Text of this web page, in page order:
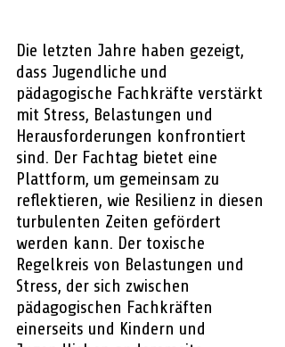
Die letzten Jahre haben gezeigt,
dass Jugendliche und
pädagogische Fachkräfte verstärkt
mit Stress, Belastungen und
Herausforderungen konfrontiert
sind. Der Fachtag bietet eine
Plattform, um gemeinsam zu
reflektieren, wie Resilienz in diesen
turbulenten Zeiten gefördert
werden kann. Der toxische
Regelkreis von Belastungen und
Stress, der sich zwischen
pädagogischen Fachkräften
einerseits und Kindern und